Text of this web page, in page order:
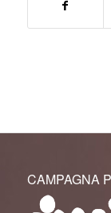
CAMPAGNA